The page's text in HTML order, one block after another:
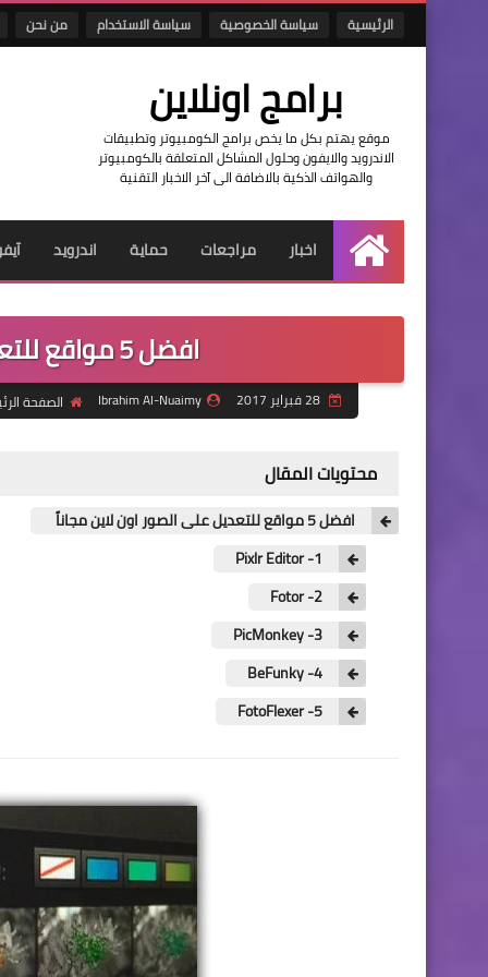
الرئيسية سياسة الخصوصية سياسة الاستخدام من نحن
برامج اونلاين
موقع يهتم بكل ما يخص برامج الكومبيوتر وتطبيقات
الاندرويد والايفون وحلول المشاكل المتعلقة بالكومبيوتر
والهواتف الذكية بالاضافة الى آخر الاخبار التقنية
الرئيسية
اخبار مراجعات حماية اندرويد
افضل 5 مواقع للتعديل على الصور اون لاين مجاناً
Ibrahim Al-Nuaimy الصفحة
محتويات المقال
افضل 5 مواقع للتعديل على الصور اون لاين مجاناً
1- Pixlr Editor
2- Fotor
3- PicMonkey
4- BeFunky
5- FotoFlexer